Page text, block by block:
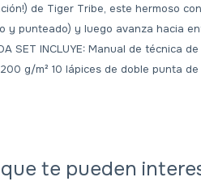
de Tiger Tribe, este hermoso
y punteado) y luego avanza hacia
SET INCLUYE: Manual de técnica
g/m² 10 lápices de doble punta
te pueden